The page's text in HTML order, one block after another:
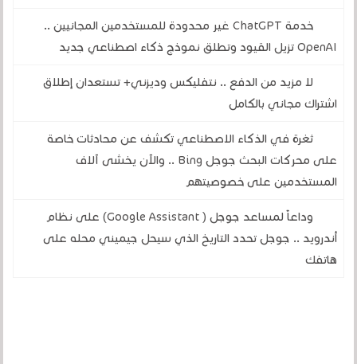
خدمة ChatGPT غير محدودة للمستخدمين المجانيين ..
OpenAI تزيل القيود وتطلق نموذج ذكاء اصطناعي جديد
لا مزيد من الدفع .. نتفليكس وديزني+ تستعدان إطلاق
اشتراك مجاني بالكامل
ثغرة في الذكاء الاصطناعي تكشف عن محادثات خاصة
على محركات البحث جوجل Bing .. والآن يخشى آلاف
المستخدمين على خصوصيتهم
وداعاً لمساعد جوجل ( Google Assistant) على نظام
أندرويد .. جوجل تحدد التاريخ الذي سيحل جيميني محله على
هاتفك